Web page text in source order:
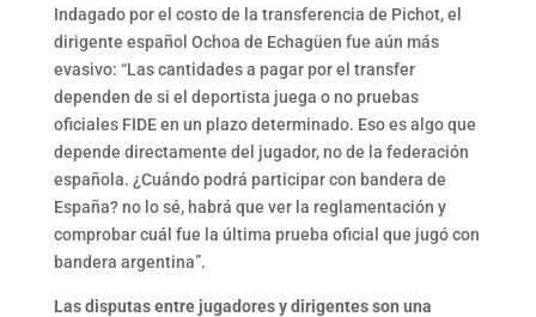
Indagado por el costo de la transferencia de Pichot, el
dirigente español Ochoa de Echagüen fue aún más
evasivo: “Las cantidades a pagar por el transfer
dependen de si el deportista juega o no pruebas
oficiales FIDE en un plazo determinado. Eso es algo que
depende directamente del jugador, no de la federación
española. ¿Cuándo podrá participar con bandera de
España? no lo sé, habrá que ver la reglamentación y
comprobar cuál fue la última prueba oficial que jugó con
bandera argentina”.
Las disputas entre jugadores y dirigentes son una